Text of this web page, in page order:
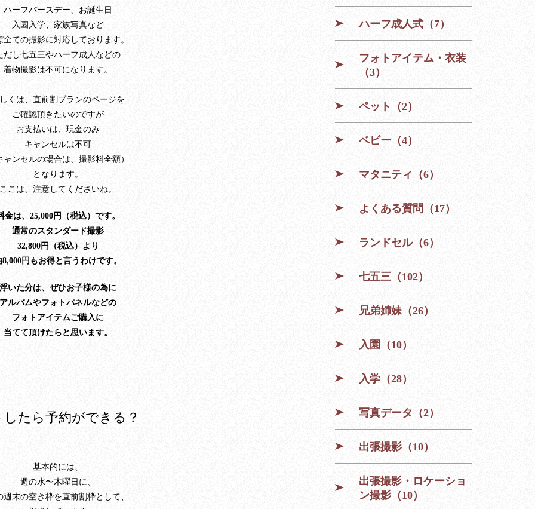
ハーフバースデー、お誕生日
入園入学、家族写真など
全ての撮影に対応しております。
だし七五三やハーフ成人などの
着物撮影は不可になります。
くは、直前割プランのページを
ご確認頂きたいのですが
お支払いは、現金のみ
キャンセルは不可
ャンセルの場合は、撮影料全額）
となります。
ここは、注意してくださいね。
金は、25,000円（税込）です。
通常のスタンダード撮影
32,800円（税込）より
8,000円もお得と言うわけです。
浮いた分は、ぜひお子様の為に
アルバムやフォトパネルなどの
フォトアイテムご購入に
当てて頂けたらと思います。
たら予約ができる？
基本的には、
週の水〜木曜日に、
週末の空き枠を直前割枠として、
ハーフ成人式（7）
フォトアイテム・衣装
（3）
ペット（2）
ベビー（4）
マタニティ（6）
よくある質問（17）
ランドセル（6）
七五三（102）
兄弟姉妹（26）
入園（10）
入学（28）
写真データ（2）
出張撮影（10）
出張撮影・ロケーショ
ン撮影（10）